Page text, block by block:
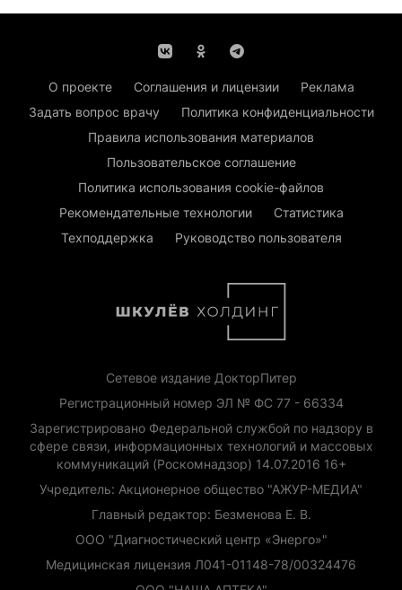
О проекте Соглашения и лицензии
Реклама
Задать вопрос врачу
Политика конфиденциальности
Правила использования материалов
Пользовательское соглашение
Политика использования cookie-файлов
Рекомендательные технологии
Статистика
Техподдержка
Руководство пользователя
Сетевое издание ДокторПитер
Регистрационный номер ЭЛ № ФС 77 - 66334
Зарегистрировано Федеральной службой по надзору в
сфере связи, информационных технологий и массовых
коммуникаций (Роскомнадзор) 14.07.2016 16+
Учредитель: Акционерное общество "АЖУР-МЕДИА"
Главный редактор: Безменова Е. В.
ООО "Диагностический центр «Энерго»"
Медицинская лицензия Л041-01148-78/00324476